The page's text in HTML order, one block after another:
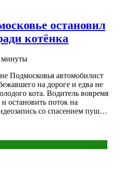
остановил
котёнка
минуты
Подмосковья автомобилист
на дороге и едва не
кота. Водитель вовремя
остановить поток на
со спасением пуш…